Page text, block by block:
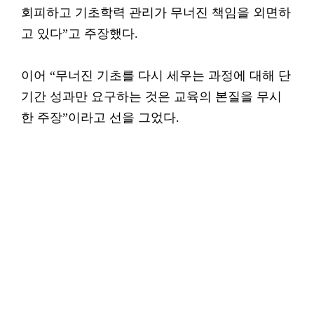
회피하고 기초학력 관리가 무너진 책임을 외면하
고 있다”고 주장했다.
이어 “무너진 기초를 다시 세우는 과정에 대해 단
기간 성과만 요구하는 것은 교육의 본질을 무시
한 주장”이라고 선을 그었다.